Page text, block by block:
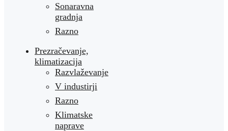
Sonaravna
gradnja
Razno
Prezračevanje,
klimatizacija
Razvlaževanje
V industirji
Razno
Klimatske
naprave